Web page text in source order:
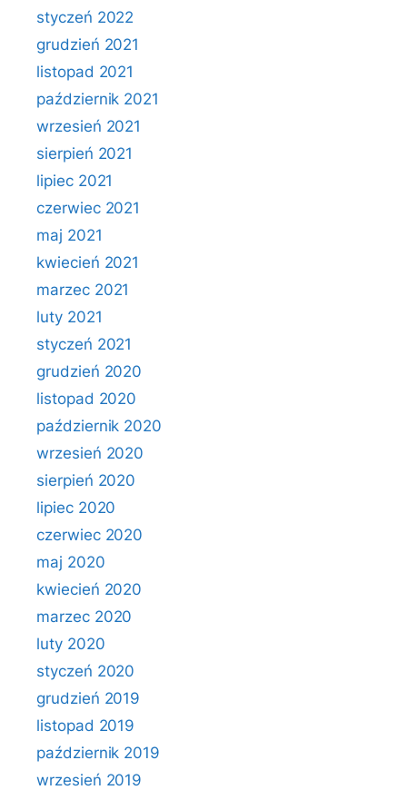
styczeń 2022
grudzień 2021
listopad 2021
październik 2021
wrzesień 2021
sierpień 2021
lipiec 2021
czerwiec 2021
maj 2021
kwiecień 2021
marzec 2021
luty 2021
styczeń 2021
grudzień 2020
listopad 2020
październik 2020
wrzesień 2020
sierpień 2020
lipiec 2020
czerwiec 2020
maj 2020
kwiecień 2020
marzec 2020
luty 2020
styczeń 2020
grudzień 2019
listopad 2019
październik 2019
wrzesień 2019